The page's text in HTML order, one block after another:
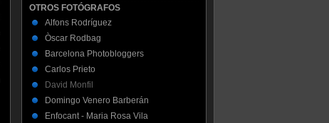
OTROS FOTÓGRAFOS
Alfons Rodríguez
Òscar Rodbag
Barcelona Photobloggers
Carlos Prieto
David Monfil
Domingo Venero Barberán
Enfocant - Maria Rosa Vila